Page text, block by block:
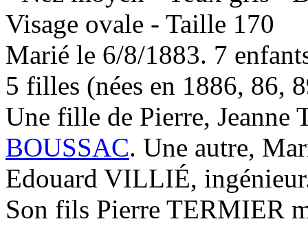
Visage ovale - Taille 170
Marié le 6/8/1883. 7
5 filles (nées en 1886, 86,
Une fille de Pierre,
BOUSSAC. Une autre,
Edouard VILLIÉ,
Son fils Pierre TERMIER